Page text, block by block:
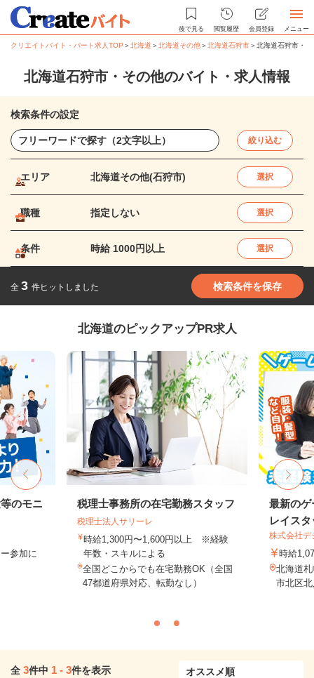
後で見る 閲覧履歴 会員登録 メニュー
クリエイトバイト・パート求人TOP ＞北海道 ＞北海道その他＞北海道石狩市＞北海道石狩市・
北海道石狩市・その他のバイト・求人情報
検索条件の設定
絞り込む
エリア 北海道その他(石狩市) 選択
職種 指定しない 選択
条件 時給 1000円以上 選択
全 3 件ヒットしました 検索条件を保存
北海道のピックアップPR求人
のモニ
参加に
税理士事務所の在宅勤務スタッフ
税理士法人サリーレ
時給1,300円〜1,600円以上 ※経験
年数・スキルによる
全国どこからでも在宅勤務OK（全国
47都道府県対応、転勤なし）
最新のゲ
レイスタ
株式会社
時給
北海道
市北区
全 3件中 1 - 3件を表示